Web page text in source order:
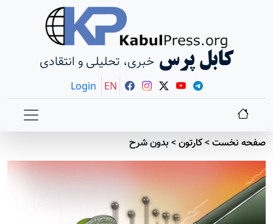
کابل پرس خبری، تحلیلی و انتقادی
Login EN
صفحه نخست>کارتون>بدون شرح